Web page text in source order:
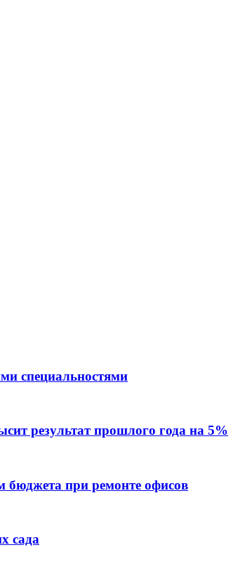
специальностями
результат прошлого года на 5%
при ремонте офисов
сада